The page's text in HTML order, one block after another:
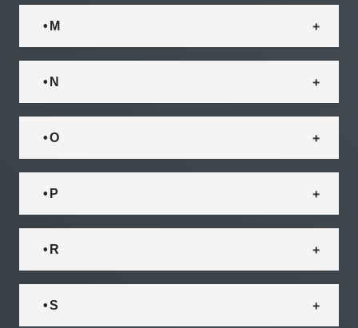
• M
• N
• O
• P
• R
• S